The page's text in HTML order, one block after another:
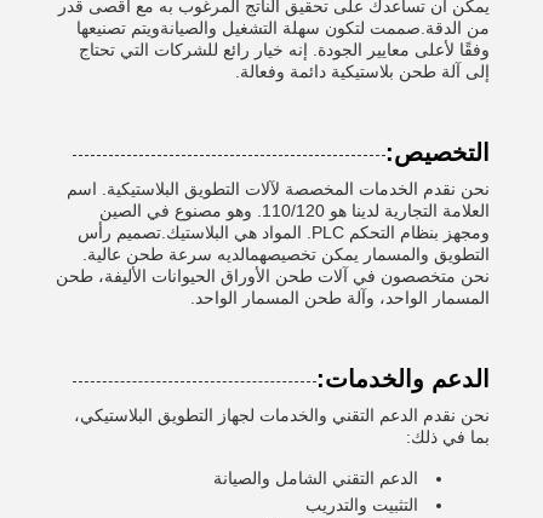
يمكن أن تساعدك على تحقيق الناتج المرغوب به مع أقصى قدر
من الدقة.صممت لتكون سهلة التشغيل والصيانةويتم تصنيعها
وفقًا لأعلى معايير الجودة. إنه خيار رائع للشركات التي تحتاج
إلى آلة طحن بلاستيكية دائمة وفعالة.
التخصيص:
نحن نقدم الخدمات المخصصة لآلات التطويق البلاستيكية. اسم
العلامة التجارية لدينا هو 110/120. وهو مصنوع في الصين
ومجهز بنظام التحكم PLC. المواد هي البلاستيك.تصميم رأس
التطويق والمسمار يمكن تخصيصهمالديه سرعة طحن عالية.
نحن متخصصون في آلات طحن الأوراق الحيوانات الأليفة، طحن
المسمار الواحد، وآلة طحن المسمار الواحد.
الدعم والخدمات:
نحن نقدم الدعم التقني والخدمات لجهاز التطويق البلاستيكي،
بما في ذلك:
الدعم التقني الشامل والصيانة
التثبيت والتدريب